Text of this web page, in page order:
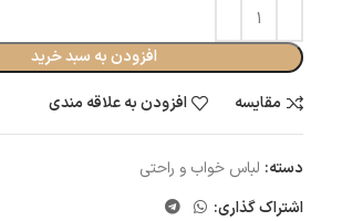
افزودن به سبد خرید
مقایسه
افزودن به علاقه مندی
دسته: لباس خواب و راحتی
اشتراک گذاری: